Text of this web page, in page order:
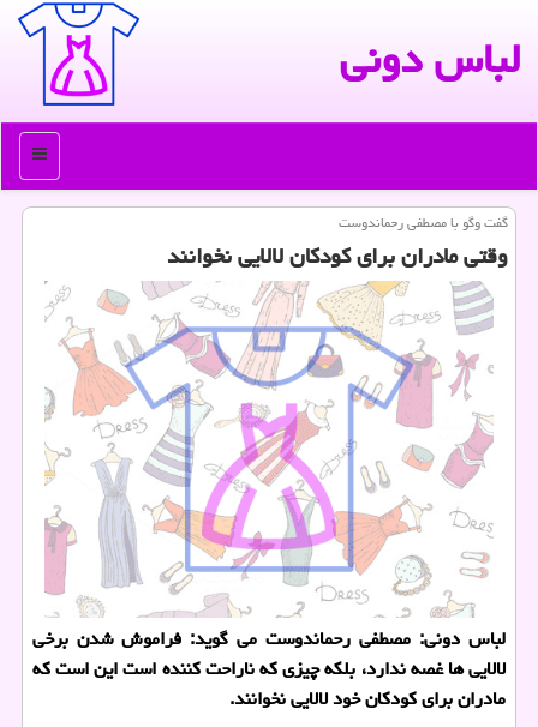
لباس دونی
منو
گفت وگو با مصطفی رحماندوست
وقتی مادران برای كودكان لالایی نخوانند
لباس دونی: مصطفی رحماندوست می گوید: فراموش شدن برخی
لالایی ها غصه ندارد، بلكه چیزی كه ناراحت كننده است این است كه
مادران برای كودكان خود لالایی نخوانند.